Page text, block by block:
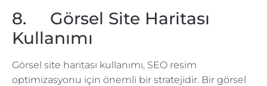
8. Görsel Site Haritası
Kullanımı
Görsel site haritası kullanımı, SEO resim
optimizasyonu için önemli bir stratejidir. Bir görsel